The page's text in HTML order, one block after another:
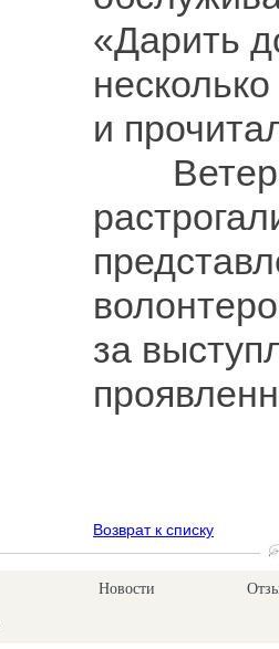
«Дарить
и
за
Возврат к списку
Новости